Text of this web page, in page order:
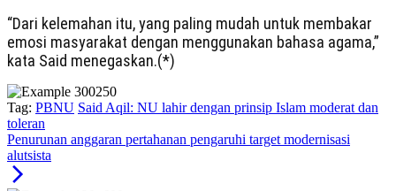
“Dari kelemahan itu, yang paling mudah untuk membakar
emosi masyarakat dengan menggunakan bahasa agama,”
kata Said menegaskan.(*)
Tag: PBNU Said Aqil: NU lahir dengan prinsip Islam moderat dan
toleran
Penurunan anggaran pertahanan pengaruhi target modernisasi
alutsista